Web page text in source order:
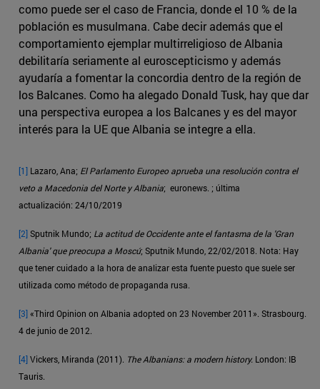
como puede ser el caso de Francia, donde el 10 % de la
población es musulmana. Cabe decir además que el
comportamiento ejemplar multirreligioso de Albania
debilitaría seriamente al euroscepticismo y además
ayudaría a fomentar la concordia dentro de la región de
los Balcanes. Como ha alegado Donald Tusk, hay que dar
una perspectiva europea a los Balcanes y es del mayor
interés para la UE que Albania se integre a ella.
[1] Lazaro, Ana; El Parlamento Europeo aprueba una resolución contra el
veto a Macedonia del Norte y Albania; euronews. ; última
actualización: 24/10/2019
[2]Sputnik Mundo; La actitud de Occidente ante el fantasma de la 'Gran
Albania' que preocupa a Moscú; Sputnik Mundo, 22/02/2018. Nota: Hay
que tener cuidado a la hora de analizar esta fuente puesto que suele ser
utilizada como método de propaganda rusa.
[3]«Third Opinion on Albania adopted on 23 November 2011». Strasbourg.
4 de junio de 2012.
[4]Vickers, Miranda (2011). The Albanians: a modern history. London: IB
Tauris.